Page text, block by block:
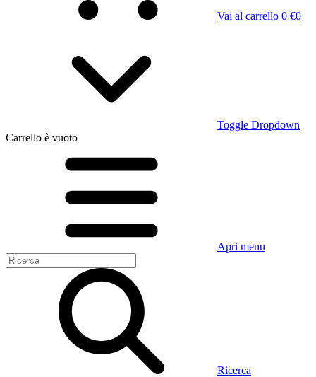
Vai al carrello 0 €0
Toggle Dropdown
Carrello è vuoto
Apri menu
Ricerca